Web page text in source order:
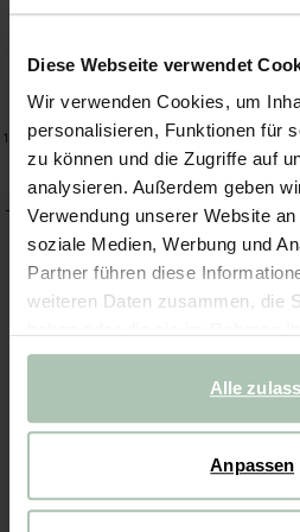
Diese Webseite verwendet
Wir verwenden Cookies, um
personalisieren, Funktionen für
zu können und die Zugriffe auf
analysieren. Außerdem geben
Verwendung unserer Website
soziale Medien, Werbung und
Partner führen diese
weiteren Daten zusammen, die
gesammelt haben.
Alle
Anpassen
Kerze small - petrol
15.9611.96/ 4 Stk.
16 Farben 16
-25% -